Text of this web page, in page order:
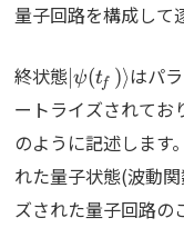
量子回路を構成して
終状態 ∣ψ(tf )⟩はパ
ートライズされてお
のように記述します。
れた量子状態(波動
ズされた量子回路の